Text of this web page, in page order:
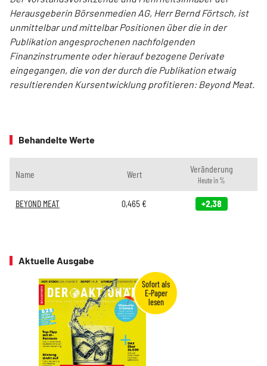
Herausgeberin Börsenmedien AG, Herr Bernd Förtsch, ist
unmittelbar und mittelbar Positionen über die in der
Publikation angesprochenen nachfolgenden
Finanzinstrumente oder hierauf bezogene Derivate
eingegangen, die von der durch die Publikation etwaig
resultierenden Kursentwicklung profitieren: Beyond Meat.
Behandelte Werte
Name Wert Veränderung
Heute in %
BEYOND MEAT 0,465 € +2,38
Aktuelle Ausgabe